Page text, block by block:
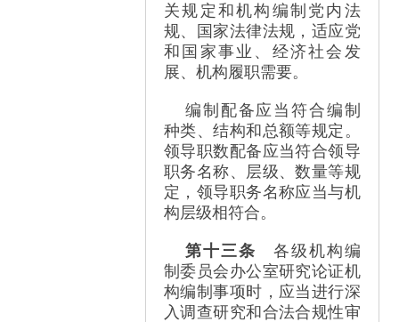
关规定和机构编制党内法
规、国家法律法规，适应党
和国家事业、经济社会发
展、机构履职需要。
编制配备应当符合编制
种类、结构和总额等规定。
领导职数配备应当符合领导
职务名称、层级、数量等规
定，领导职务名称应当与机
构层级相符合。
第十三条 各级机构编
制委员会办公室研究论证机
构编制事项时，应当进行深
入调查研究和合法合规性审